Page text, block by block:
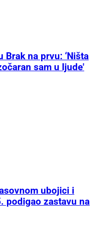
Brak na prvu: ‘Ništa
sam u ljude'
ubojici i
podigao zastavu na